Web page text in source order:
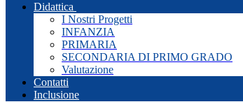
Didattica
I Nostri Progetti
INFANZIA
PRIMARIA
SECONDARIA DI PRIMO GRADO
Valutazione
Contatti
Inclusione